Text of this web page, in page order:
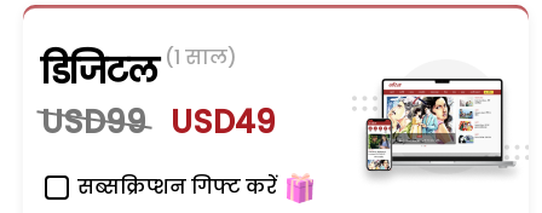
डिजिटल (1 साल)
USD99 USD49
सब्सक्रिप्शन गिफ्ट करें